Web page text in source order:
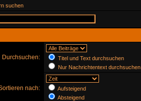
suchen
Durchsuchen:
Titel und Text durchsuchen
Nur Nachrichtentext durchsuchen
nach:
Aufsteigend
Absteigend